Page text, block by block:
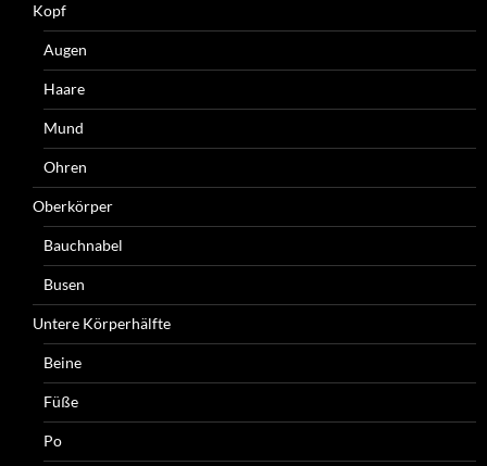
Kopf
Augen
Haare
Mund
Ohren
Oberkörper
Bauchnabel
Busen
Untere Körperhälfte
Beine
Füße
Po